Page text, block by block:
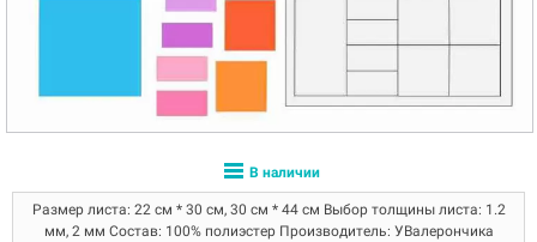
В наличии
Размер листа: 22 см * 30 см, 30 см * 44 см Выбор толщины листа: 1.2
мм, 2 мм Состав: 100% полиэстер Производитель: УВалерончика